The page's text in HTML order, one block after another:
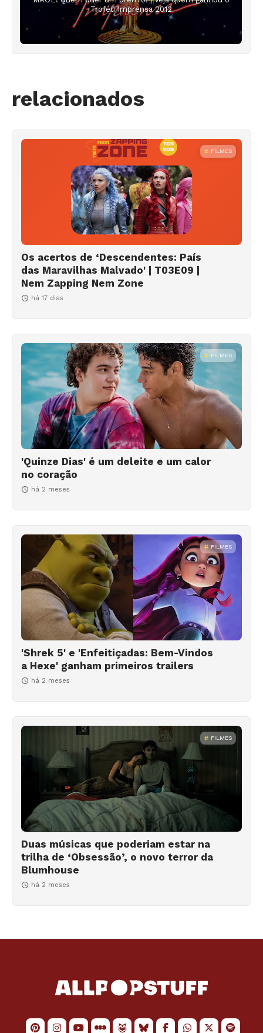
Troféu Imprensa 2012
relacionados
FILMES
Os acertos de ‘Descendentes: País
das Maravilhas Malvado' | T03E09 |
Nem Zapping Nem Zone
há 17 dias
FILMES
'Quinze Dias' é um deleite e um calor
no coração
há 2 meses
FILMES
'Shrek 5' e 'Enfeitiçadas: Bem-Vindos
a Hexe' ganham primeiros trailers
há 2 meses
FILMES
Duas músicas que poderiam estar na
trilha de ‘Obsessão’, o novo terror da
Blumhouse
há 2 meses